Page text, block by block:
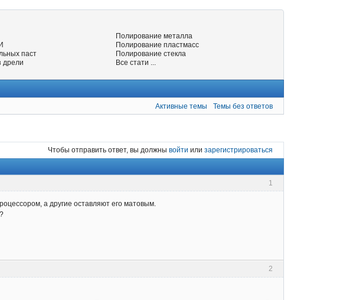
паст
дрели
Полирование металла
Полирование пластмасс
Полирование стекла
Все стати ...
Активные темы Темы без ответов
Чтобы отправить ответ, вы должны войти или зарегистрироваться
1
а другие оставляют его матовым.
2